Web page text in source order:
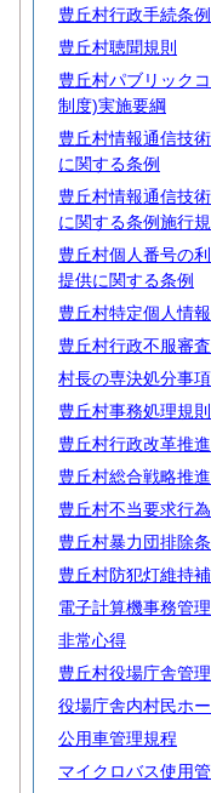
豊丘村行政手続条例
豊丘村聴聞規則
豊丘村パブリック
制度)実施要綱
豊丘村情報通信技
に関する条例
豊丘村情報通信技
に関する条例施行
豊丘村個人番号の
提供に関する条例
豊丘村特定個人情
豊丘村行政不服審
村長の専決処分事
豊丘村事務処理規則
豊丘村行政改革推
豊丘村総合戦略推
豊丘村不当要求行
豊丘村暴力団排除
豊丘村防犯灯維持
電子計算機事務管
非常心得
豊丘村役場庁舎管
役場庁舎内村民ホ
公用車管理規程
マイクロバス使用